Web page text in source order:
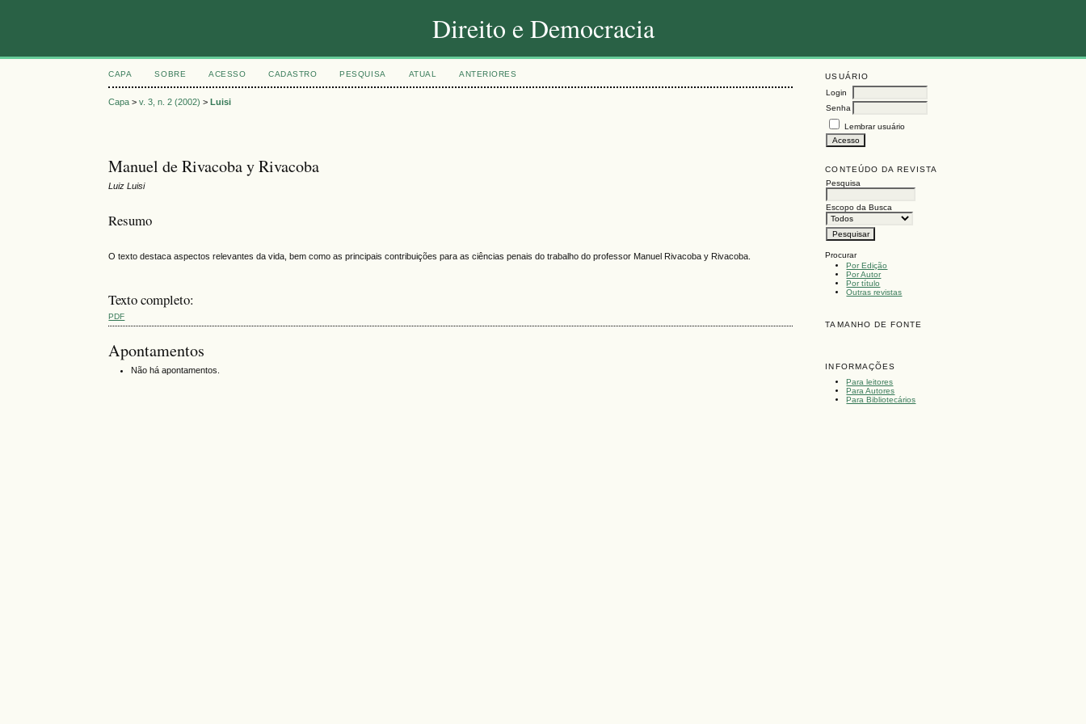
Direito e Democracia
USUÁRIO
Login
Senha
Lembrar usuário
CONTEÚDO DA REVISTA
Pesquisa
Escopo da Busca
Procurar
Por Edição
Por Autor
Por título
Outras revistas
TAMANHO DE FONTE
INFORMAÇÕES
Para leitores
Para Autores
Para Bibliotecários
CAPA SOBRE ACESSO CADASTRO PESQUISA ATUAL ANTERIORES
Capa >v. 3, n. 2 (2002) >Luisi
Manuel de Rivacoba y Rivacoba
Luiz Luisi
Resumo
O texto destaca aspectos relevantes da vida, bem como as principais contribuições para as ciências penais do trabalho do professor Manuel Rivacoba y Rivacoba.
Texto completo:
PDF
Apontamentos
Não há apontamentos.